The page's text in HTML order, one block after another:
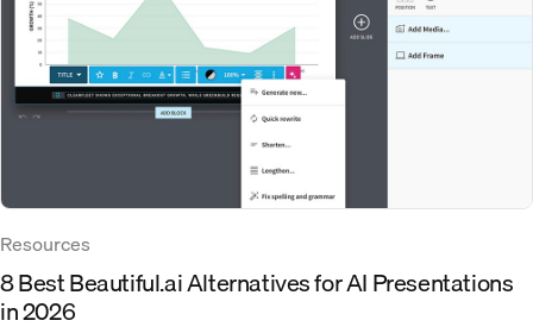
Resources
8 Best Beautiful.ai Alternatives for AI Presentations
in 2026